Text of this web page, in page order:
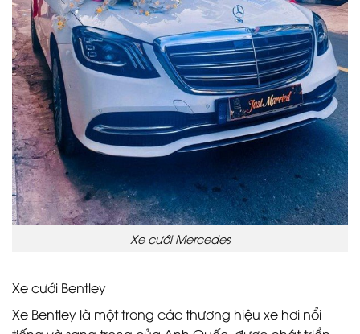
Xe cưới Mercedes
Xe cưới Bentley
Xe Bentley là một trong các thương hiệu xe hơi nổi